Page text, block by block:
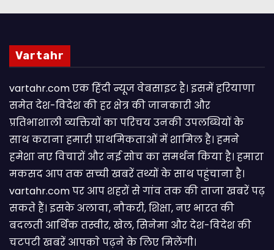
Vartahr
vartahr.com एक हिंदी न्यूज वेबसाइट है। इसमें हरियाणा
समेत देश-विदेश की हर क्षेत्र की जानकारी और
प्रतिभाशाली व्यक्तियों का परिचय उनकी उपलब्धियों के
साथ कराना हमारी प्राथमिकताओं में शामिल है। हमने
हमेशा नए विचारों और नई सोच का समर्थन किया है। हमारा
मकसद आप तक सच्ची खबरें तथ्यों के साथ पहुंचाना है।
vartahr.com पर आप शहरों से गांव तक की ताजा खबरें पढ़
सकते हैं। इसके अलावा, नौकरी, शिक्षा, नए भारत की
बदलती आर्थिक तस्वीर, खेल, सिनेमा और देश-विदेश की
चटपटी खबरें आपकाे पढ़ने के लिए मिलेंगी।